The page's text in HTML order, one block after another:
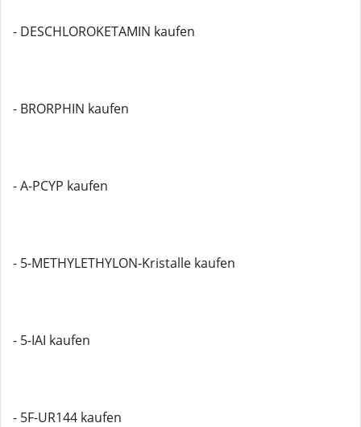
- DESCHLOROKETAMIN kaufen
- BRORPHIN kaufen
- A-PCYP kaufen
- 5-METHYLETHYLON-Kristalle kaufen
- 5-IAI kaufen
- 5F-UR144 kaufen